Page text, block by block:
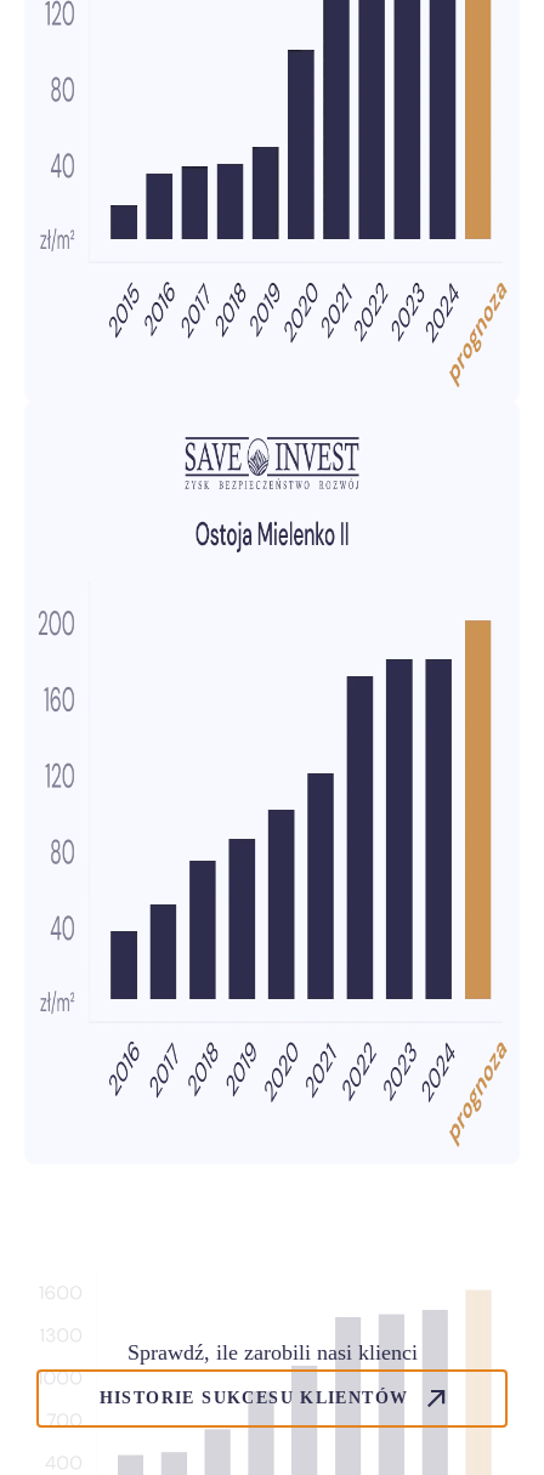
Sprawdź, ile zarobili nasi klienci
HISTORIE SUKCESU KLIENTÓW